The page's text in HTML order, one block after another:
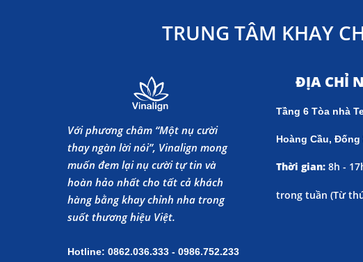
TRUNG TÂM KHAY
Với phương châm “Một nụ cười
thay ngàn lời nói”, Vinalign mong
muốn đem lại nụ cười tự tin và
hoàn hảo nhất cho tất cả khách
hàng bằng khay chỉnh nha trong
suốt thương hiệu Việt.
Hotline: 0862.036.333 - 0986.752.233
ĐỊA CHỈ
Tầng 6 Tòa nhà
Hoàng Cầu, Đống
Thời gian: 8h -
trong tuần (Từ